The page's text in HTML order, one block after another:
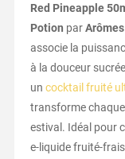
Red Pineapple
Potion par
associe la
à la douceur
un cocktail fruité
transforme
estival. Idéal pour
e-liquide fruité-